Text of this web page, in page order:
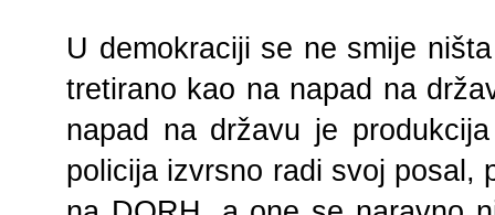
U demokraciji se ne smije
tretirano kao na napad na
napad na državu je
policija izvrsno radi svoj posal,